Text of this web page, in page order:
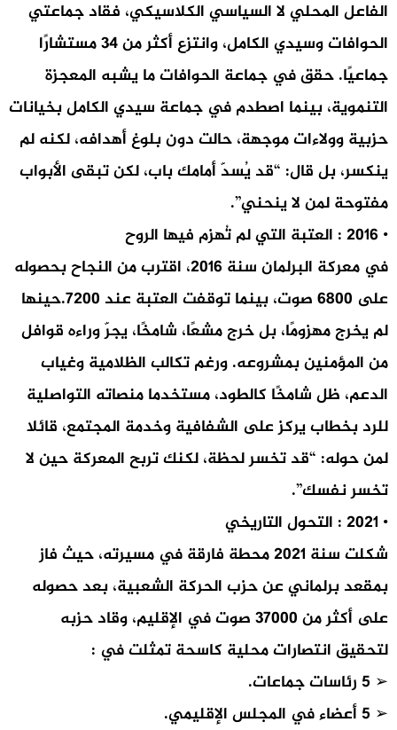
الفاعل المحلي لا السياسي الكلاسيكي، فقاد جماعتي
الحوافات وسيدي الكامل، وانتزع أكثر من 34 مستشارًا
جماعيًا. حقق في جماعة الحوافات ما يشبه المعجزة
التنموية، بينما اصطدم في جماعة سيدي الكامل بخيانات
حزبية وولاءات موجهة، حالت دون بلوغ أهدافه، لكنه لم
ينكسر، بل قال: “قد يُسدّ أمامك باب، لكن تبقى الأبواب
مفتوحة لمن لا ينحني”.
• 2016 : العتبة التي لم تُهزم فيها الروح
في معركة البرلمان سنة 2016، اقترب من النجاح بحصوله
على 6800 صوت، بينما توقفت العتبة عند 7200.حينها
لم يخرج مهزومًا، بل خرج مشعًا، شامخًا، يجرّ وراءه قوافل
من المؤمنين بمشروعه. ورغم تكالب الظلامية وغياب
الدعم، ظل شامخًا كالطود، مستخدما منصاته التواصلية
للرد بخطاب يركز على الشفافية وخدمة المجتمع، قائلا
لمن حوله: “قد تخسر لحظة، لكنك تربح المعركة حين لا
تخسر نفسك”.
• 2021 : التحول التاريخي
شكلت سنة 2021 محطة فارقة في مسيرته، حيث فاز
بمقعد برلماني عن حزب الحركة الشعبية، بعد حصوله
على أكثر من 37000 صوت في الإقليم، وقاد حزبه
لتحقيق انتصارات محلية كاسحة تمثلت في :
➢ 5 رئاسات جماعات.
➢ 5 أعضاء في المجلس الإقليمي.